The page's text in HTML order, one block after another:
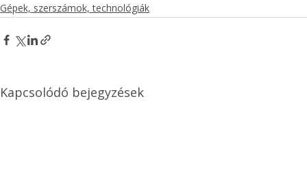
Gépek, szerszámok, technológiák
Kapcsolódó bejegyzések